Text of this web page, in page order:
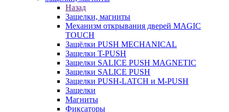
Назад
Защелки, магниты
Механизм открывания дверей MAGIC
TOUCH
Защёлки PUSH MECHANICAL
Защелки T-PUSH
Защелки SALICE PUSH MAGNETIC
Защелки SALICE PUSH
Защелки PUSH-LATCH и M-PUSH
Защелки
Магниты
Фиксаторы